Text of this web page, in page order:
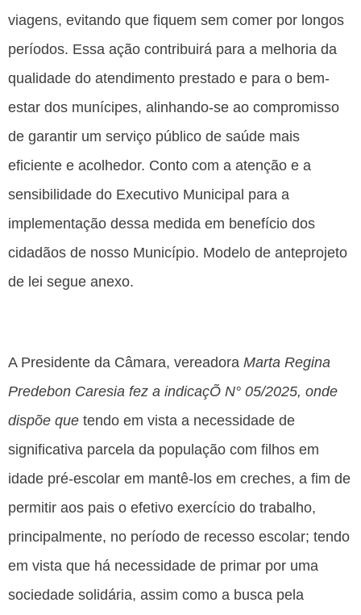
viagens, evitando que fiquem sem comer por longos
períodos. Essa ação contribuirá para a melhoria da
qualidade do atendimento prestado e para o bem-
estar dos munícipes, alinhando-se ao compromisso
de garantir um serviço público de saúde mais
eficiente e acolhedor. Conto com a atenção e a
sensibilidade do Executivo Municipal para a
implementação dessa medida em benefício dos
cidadãos de nosso Município. Modelo de anteprojeto
de lei segue anexo.
A Presidente da Câmara, vereadora Marta Regina
Predebon Caresia fez a indicaçÕ N° 05/2025, onde
dispõe que tendo em vista a necessidade de
significativa parcela da população com filhos em
idade pré-escolar em mantê-los em creches, a fim de
permitir aos pais o efetivo exercício do trabalho,
principalmente, no período de recesso escolar; tendo
em vista que há necessidade de primar por uma
sociedade solidária, assim como a busca pela